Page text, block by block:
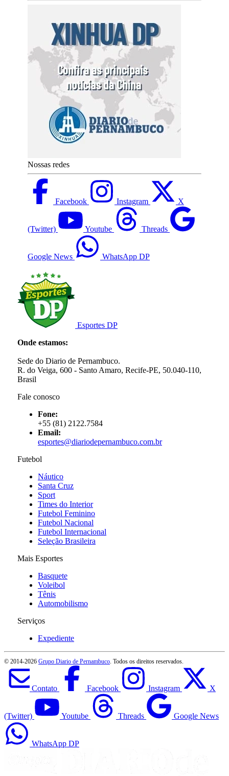
Nossas redes
Facebook Instagram X
(Twitter) Youtube Threads
Google News WhatsApp DP
Esportes DP
Onde estamos:
Sede do Diario de Pernambuco.
R. do Veiga, 600 - Santo Amaro, Recife-PE, 50.040-110,
Brasil
Fale conosco
Fone:
+55 (81) 2122.7584
Email:
esportes@diariodepernambuco.com.br
Futebol
Náutico
Santa Cruz
Sport
Times do Interior
Futebol Feminino
Futebol Nacional
Futebol Internacional
Seleção Brasileira
Mais Esportes
Basquete
Voleibol
Tênis
Automobilismo
Serviços
Expediente
© 2014-2026 Grupo Diario de Pernambuco . Todos os direitos reservados.
Contato Facebook Instagram X
(Twitter) Youtube Threads Google News
WhatsApp DP